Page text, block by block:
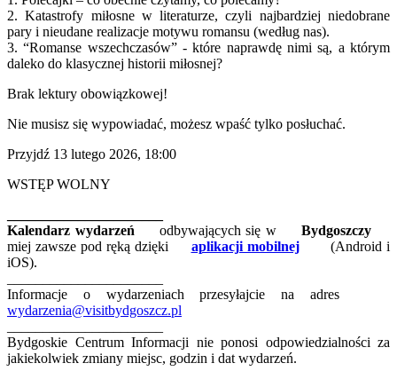
2. Katastrofy miłosne w literaturze, czyli najbardziej niedobrane
pary i nieudane realizacje motywu romansu (według nas).
3. “Romanse wszechczasów” - które naprawdę nimi są, a którym
daleko do klasycznej historii miłosnej?
Brak lektury obowiązkowej!
Nie musisz się wypowiadać, możesz wpaść tylko posłuchać.
Przyjdź 13 lutego 2026, 18:00
WSTĘP WOLNY
Kalendarz wydarzeń odbywających się wBydgoszczy
miej zawsze pod ręką dzięki aplikacji mobilnej
(Android i
iOS).
Informacje o wydarzeniach przesyłajcie na adres
wydarzenia@visitbydgoszcz.pl
Bydgoskie Centrum Informacji nie ponosi odpowiedzialności za
jakiekolwiek zmiany miejsc, godzin i dat wydarzeń.